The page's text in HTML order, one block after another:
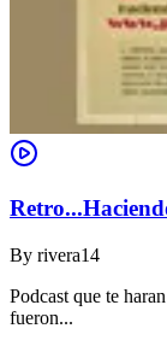
By rivera14
Podcast que te
fueron...